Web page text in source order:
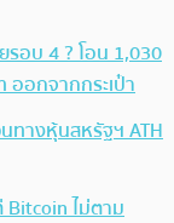
รอบ 4 ? โอน 1,030
ออกจากกระเป๋า
ทางหุ้นสหรัฐฯ ATH
Bitcoin ไม่ตาม